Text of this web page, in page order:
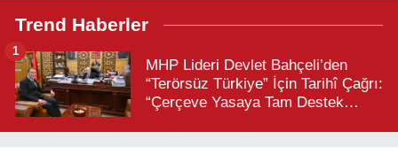
Trend Haberler
MHP Lideri Devlet Bahçeli’den
“Terörsüz Türkiye” İçin Tarihî Çağrı:
“Çerçeve Yasaya Tam Destek
1